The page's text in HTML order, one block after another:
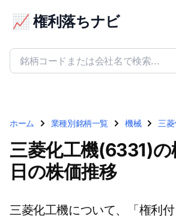
📈 権利落ちナビ
ホーム 業種別銘柄一覧 機械 三
三菱化工機(6331)の
日の株価推移
三菱化工機について、「権利